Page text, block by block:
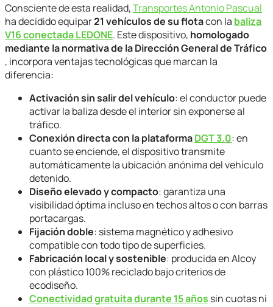
Consciente de esta realidad,Transportes Antonio Pascual
ha decidido equipar21 vehículos de su flotacon la baliza
V16 conectada LEDONE. Este dispositivo, homologado
mediante la normativa de la Dirección General de Tráfico
, incorpora ventajas tecnológicas que marcan la
diferencia:
Activación sin salir del vehículo: el conductor puede
activar la baliza desde el interior sin exponerse al
tráfico.
Conexión directa con la plataformaDGT 3.0: en
cuanto se enciende, el dispositivo transmite
automáticamente la ubicación anónima del vehículo
detenido.
Diseño elevado y compacto: garantiza una
visibilidad óptima incluso en techos altos o con barras
portacargas.
Fijación doble: sistema magnético y adhesivo
compatible con todo tipo de superficies.
Fabricación local y sostenible: producida en Alcoy
con plástico 100% reciclado bajo criterios de
ecodiseño.
Conectividad gratuita durante 15 años sin cuotas ni